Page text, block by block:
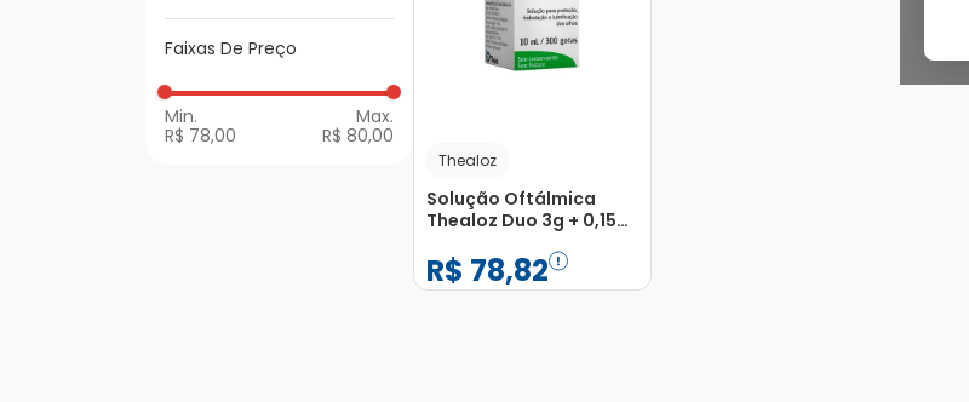
Lágrimas Artificiais
Faixas De Preço
R$ 78,00 R$ 80,00
Thealoz
Solução Oftálmica
Thealoz Duo 3g + 0,15g
R$ 78,82